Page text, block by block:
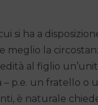
si ha a
meglio la
al figlio
p.e. un fratello o
è naturale